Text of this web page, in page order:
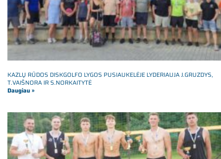
KAZLŲ RŪDOS DISKGOLFO LYGOS PUSIAUKELĖJE LYDERIAUJA J.GRUZDYS,
T.VAIŠNORA IR S.NORKAITYTĖ
Daugiau »